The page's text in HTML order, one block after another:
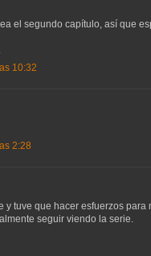
el segundo capítulo, así que
10:32
2:28
y tuve que hacer esfuerzos
seguir viendo la serie.